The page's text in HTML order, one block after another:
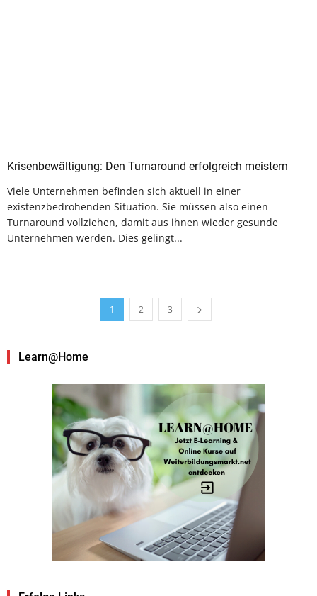
Krisenbewältigung: Den Turnaround erfolgreich meistern
Viele Unternehmen befinden sich aktuell in einer
existenzbedrohenden Situation. Sie müssen also einen
Turnaround vollziehen, damit aus ihnen wieder gesunde
Unternehmen werden. Dies gelingt...
1 2 3
Learn@Home